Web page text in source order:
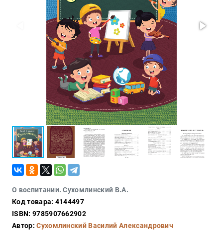
О воспитании. Сухомлинский В.А.
Код товара: 4144497
ISBN: 9785907662902
Автор:Сухомлинский Василий Александрович
Тайное и
непознанное
Философия
Конспирология
Политика
Религия
Туризм
Разное
Кухня,
гастрономия,
кулинария
Закон